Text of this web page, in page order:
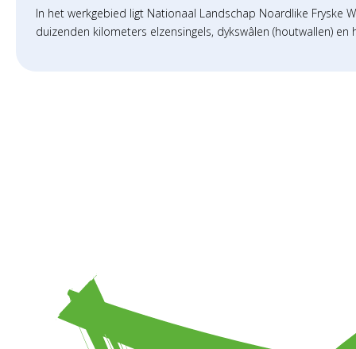
In het werkgebied ligt Nationaal Landschap Noardlike Fryske
duizenden kilometers elzensingels, dykswâlen (houtwallen)